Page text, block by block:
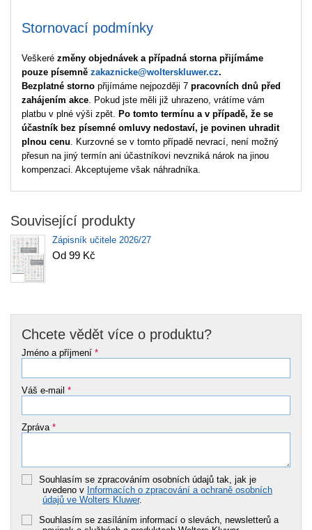
Stornovací podmínky
Veškeré změny objednávek a případná storna přijímáme
pouze písemně zakaznicke@wolterskluwer.cz.
Bezplatné storno přijímáme nejpozději 7 pracovních dnů před
zahájením akce . Pokud jste měli již uhrazeno, vrátíme vám
platbu v plné výši zpět. Po tomto termínu a v případě, že se
účastník bez písemné omluvy nedostaví, je povinen uhradit
plnou cenu . Kurzovné se v tomto případě nevrací, není možný
přesun na jiný termín ani účastníkovi nevzniká nárok na jinou
kompenzaci. Akceptujeme však náhradníka.
Související produkty
Zápisník učitele 2026/27
Od 99 Kč
Chcete vědět více o produktu?
Jméno a příjmení *
Váš e-mail *
Zpráva *
Souhlasím se zpracováním osobních údajů tak, jak je
uvedeno v Informacích o zpracování a ochraně osobních
údajů ve Wolters Kluwer.
Souhlasím se zasíláním informací o slevách, newsletterů a